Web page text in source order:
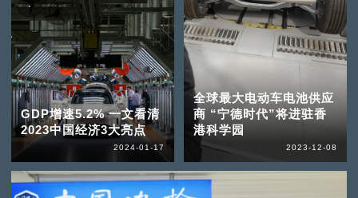
GDP增速5.2% 一文看清
2023中国经济3大亮点
2024-01-17
全球最大电动车电池供应
商 “宁德时代”将进驻香
港科学园
2023-12-08